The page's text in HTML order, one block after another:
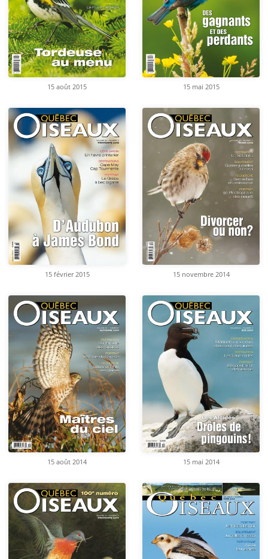
15 août 2015 15 mai 2015
15 février 2015 15 novembre 2014
15 août 2014 15 mai 2014